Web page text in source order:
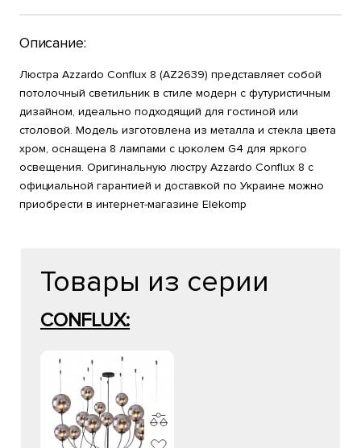
Описание:
Люстра Azzardo Conflux 8 (AZ2639) представляет собой
потолочный светильник в стиле модерн с футуристичным
дизайном, идеально подходящий для гостиной или
столовой. Модель изготовлена из металла и стекла цвета
хром, оснащена 8 лампами с цоколем G4 для яркого
освещения. Оригинальную люстру Azzardo Conflux 8 с
официальной гарантией и доставкой по Украине можно
приобрести в интернет-магазине Elekomp
Товары из серии
CONFLUX: